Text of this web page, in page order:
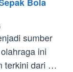
Bola
sumber
ini
terkini dari …